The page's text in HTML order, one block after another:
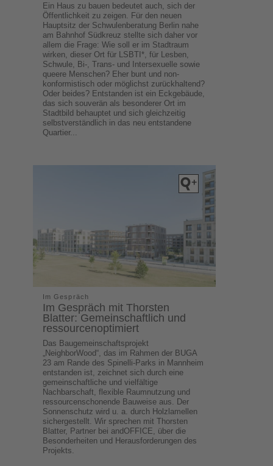
Ein Haus zu bauen bedeutet auch, sich der
Öffentlichkeit zu zeigen. Für den neuen
Hauptsitz der Schwulenberatung Berlin nahe
am Bahnhof Südkreuz stellte sich daher vor
allem die Frage: Wie soll er im Stadtraum
wirken, dieser Ort für LSBTI*, für Lesben,
Schwule, Bi-, Trans- und Intersexuelle sowie
queere Menschen? Eher bunt und non-
konformistisch oder möglichst zurückhaltend?
Oder beides? Entstanden ist ein Eckgebäude,
das sich souverän als besonderer Ort im
Stadtbild behauptet und sich gleichzeitig
selbstverständlich in das neu entstandene
Quartier...
Im Gespräch
Im Gespräch mit Thorsten
Blatter: Gemeinschaftlich und
ressourcenoptimiert
Das Baugemeinschaftsprojekt
„NeighborWood“, das im Rahmen der BUGA
23 am Rande des Spinelli-Parks in Mannheim
entstanden ist, zeichnet sich durch eine
gemeinschaftliche und vielfältige
Nachbarschaft, flexible Raumnutzung und
ressourcenschonende Bauweise aus. Der
Sonnenschutz wird u. a. durch Holzlamellen
sichergestellt. Wir sprechen mit Thorsten
Blatter, Partner bei andOFFICE, über die
Besonderheiten und Herausforderungen des
Projekts.